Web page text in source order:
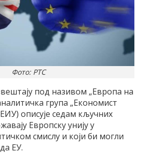
Фото: РТС
под називом „Европа на
група „Економист
описује седам кључних
Европску унију у
смислу и који би могли
ЕУ.